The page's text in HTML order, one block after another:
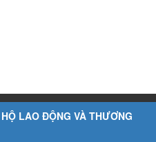
LAO ĐỘNG VÀ THƯƠNG